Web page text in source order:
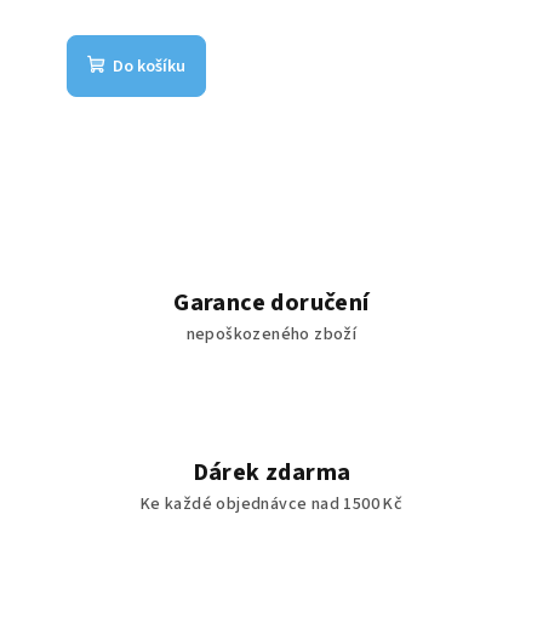
Do košíku
Garance doručení
nepoškozeného zboží
Dárek zdarma
Ke každé objednávce nad 1500 Kč